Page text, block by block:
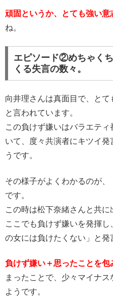
頑固というか、とても強い意
ね。
エピソード②めちゃく
くる失言の数々。
向井理さんは真面目で、と
と言われています。
この負けず嫌いはバラエテ
いて、度々共演者にキツイ
うです。
その様子がよくわかるのが
です。
この時は松下奈緒さんと共に
ここでも負けず嫌いを発揮
の女には負けたくない」と発
負けず嫌い＋思ったことを
まったことで、少々マイナ
ようです。